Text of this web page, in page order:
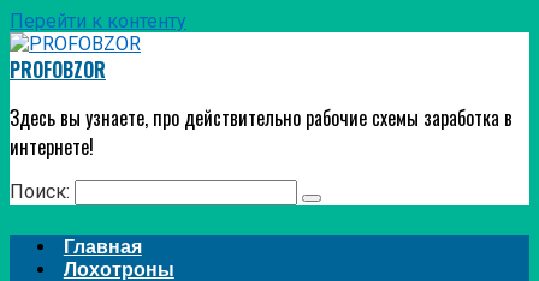
Перейти к контенту
PROFOBZOR
Здесь вы узнаете, про действительно рабочие схемы заработка в
интернете!
Поиск:
Главная
Лохотроны